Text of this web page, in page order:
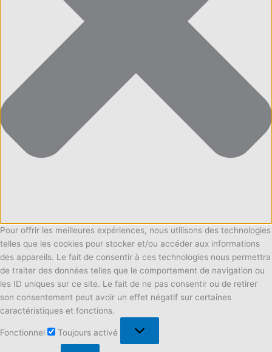
Pour offrir les meilleures expériences, nous utilisons des technologies
telles que les cookies pour stocker et/ou accéder aux informations
des appareils. Le fait de consentir à ces technologies nous permettra
de traiter des données telles que le comportement de navigation ou
les ID uniques sur ce site. Le fait de ne pas consentir ou de retirer
son consentement peut avoir un effet négatif sur certaines
caractéristiques et fonctions.
Fonctionnel
Toujours activé